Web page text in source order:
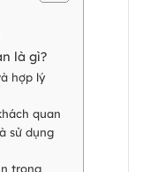
là gì?
hợp lý
quan
sử dụng
trong